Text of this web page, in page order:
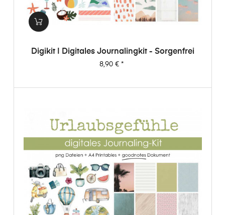
Digikit | Digitales Journalingkit - Sorgenfrei
Preis
8,90 €*